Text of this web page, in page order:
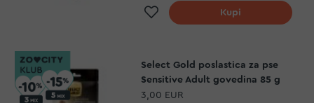
Dodaj na listu želja
Kupi
Select Gold poslastica za pse
Sensitive Adult govedina 85 g
3,00 EUR